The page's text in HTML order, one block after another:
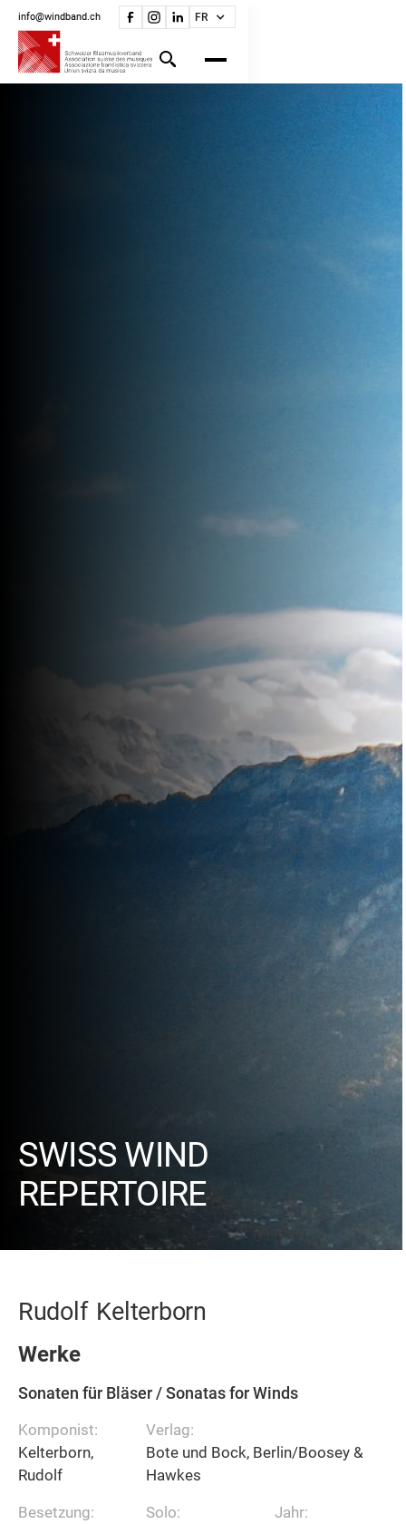
info@windband.ch FR
SWISS WIND
REPERTOIRE
Rudolf Kelterborn
Werke
Sonaten für Bläser / Sonatas for Winds
Komponist:
Kelterborn,
Rudolf
Besetzung:
Verlag:
Bote und Bock, Berlin/Boosey &
Hawkes
Solo:
Jahr: